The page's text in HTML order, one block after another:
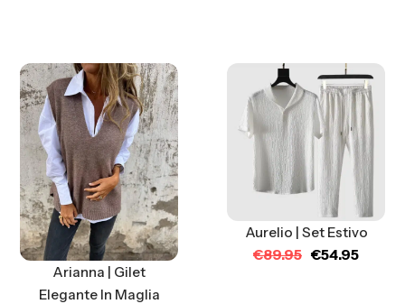
Arianna | Gilet
Elegante In Maglia
Aurelio | Set Estivo
€89.95 €54.95